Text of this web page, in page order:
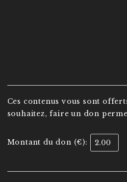
Ces contenus vous sont
souhaitez, faire un don
Montant du don (€):